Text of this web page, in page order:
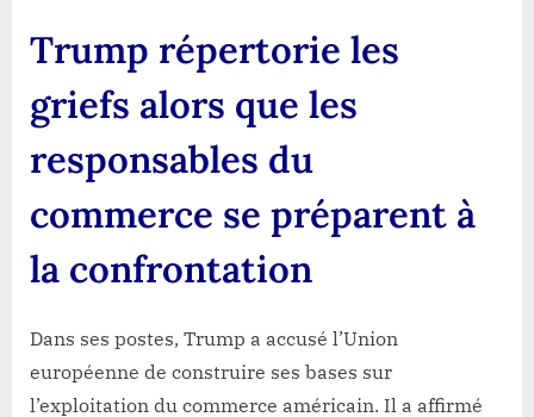
Trump répertorie les
griefs alors que les
responsables du
commerce se préparent à
la confrontation
Dans ses postes, Trump a accusé l’Union
européenne de construire ses bases sur
l’exploitation du commerce américain. Il a affirmé